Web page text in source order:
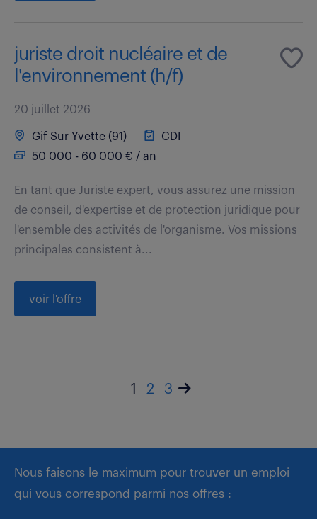
juriste droit nucléaire et de
l'environnement (h/f)
20 juillet 2026
Gif Sur Yvette (91)
CDI
50 000 - 60 000 € / an
En tant que Juriste expert, vous assurez une mission
de conseil, d'expertise et de protection juridique pour
l'ensemble des activités de l'organisme. Vos missions
principales consistent à...
voir l'offre
1 2 3
Nous faisons le maximum pour trouver un emploi
qui vous correspond parmi nos offres :